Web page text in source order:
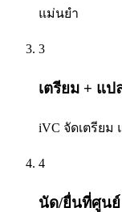
แม่นยำ
3
เตรียม + แป
iVC จัดเตรียม
4
นัด/ยื่นที่ศูนย์